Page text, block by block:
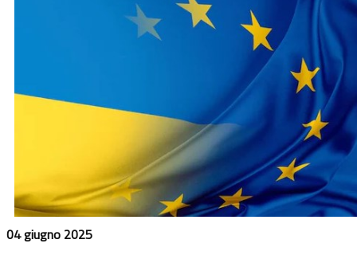
04 giugno 2025